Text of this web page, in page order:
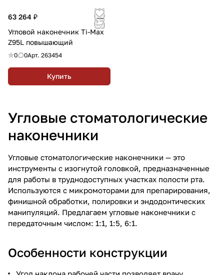
63 264 ₽
Угловой наконечник Ti-Max
Z95L повышающий
0 0Арт. 263454
Купить
Угловые стоматологические
наконечники
Угловые стоматологические наконечники — это
инструменты с изогнутой головкой, предназначенные
для работы в труднодоступных участках полости рта.
Используются с микромоторами для препарирования,
финишной обработки, полировки и эндодонтических
манипуляций. Предлагаем угловые наконечники с
передаточным числом: 1:1, 1:5, 6:1.
Особенности конструкции